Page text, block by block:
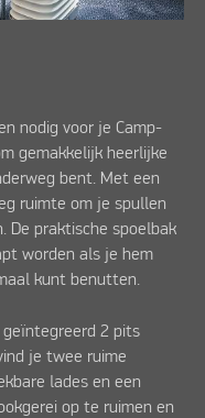
nodig voor je Camp-
gemakkelijk heerlijke
bent. Met een
ruimte om je spullen
De praktische spoelbak
worden als je hem
kunt benutten.
geïntegreerd 2 pits
je twee ruime
lades en een
op te ruimen en